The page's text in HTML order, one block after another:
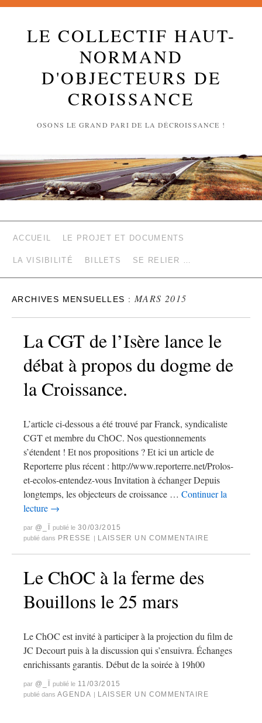
LE COLLECTIF HAUT-
NORMAND
D'OBJECTEURS DE
CROISSANCE
OSONS LE GRAND PARI DE LA DÉCROISSANCE !
ACCUEIL LE PROJET ET DOCUMENTS
LA VISIBILITÉ BILLETS SE RELIER …
ARCHIVES MENSUELLES : MARS 2015
La CGT de l’Isère lance le
débat à propos du dogme de
la Croissance.
L’article ci-dessous a été trouvé par Franck, syndicaliste
CGT et membre du ChOC. Nos questionnements
s’étendent ! Et nos propositions ? Et ici un article de
Reporterre plus récent : http://www.reporterre.net/Prolos-
et-ecolos-entendez-vous Invitation à échanger Depuis
longtemps, les objecteurs de croissance … Continuer la
lecture →
par @_Ï publié le 30/03/2015
publié dans PRESSE | LAISSER UN COMMENTAIRE
Le ChOC à la ferme des
Bouillons le 25 mars
Le ChOC est invité à participer à la projection du film de
JC Decourt puis à la discussion qui s’ensuivra. Échanges
enrichissants garantis. Début de la soirée à 19h00
par @_Ï publié le 11/03/2015
publié dans AGENDA | LAISSER UN COMMENTAIRE